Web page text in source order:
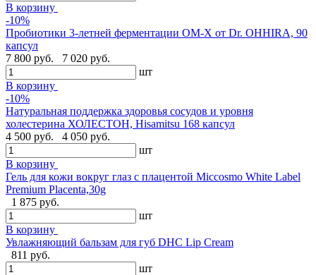
В корзину
-10%
Пробиотики 3-летней ферментации OM-X от Dr. OHHIRA, 90
капсул
7 800 руб.
7 020 руб.
шт
В корзину
-10%
Натуральная поддержка здоровья сосудов и уровня
холестерина ХОЛЕСТОН, Hisamitsu 168 капсул
4 500 руб.
4 050 руб.
шт
В корзину
Гель для кожи вокруг глаз с плацентой Miccosmo White Label
Premium Placenta,30g
1 875 руб.
шт
В корзину
Увлажняющий бальзам для губ DHC Lip Cream
811 руб.
шт